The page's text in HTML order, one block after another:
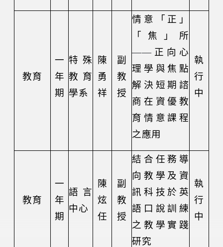
教育
一
年
期
特殊
教育
學系
陳
勇
祥
副
教
授
情意「正」
「焦」所
——正向心
理學與焦點
解決短期諮
商在資優教
育情意課程
之應用
執
行
中
教育
一
年
期
語言
中心
陳
炫
任
副
教
授
結合任務導
向教學及資
訊科技於英
語口說訓練
之教學實踐
研究
執
行
中